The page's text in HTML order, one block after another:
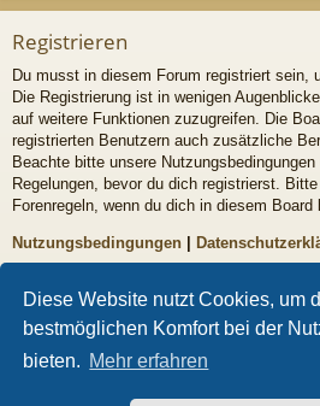
Diese Website nutzt Cookies, um
bestmöglichen Komfort bei der
bieten. Mehr erfahren
Registrieren
Du musst in diesem Forum registriert sein,
Die Registrierung ist in wenigen
auf weitere Funktionen zuzugreifen. Die
registrierten Benutzern auch zusätzliche
Beachte bitte unsere
Regelungen, bevor du dich registrierst.
Forenregeln, wenn du dich in diesem Board
Nutzungsbedingungen
Registrieren
Startseite Foren
Powered byphpBB® Forum